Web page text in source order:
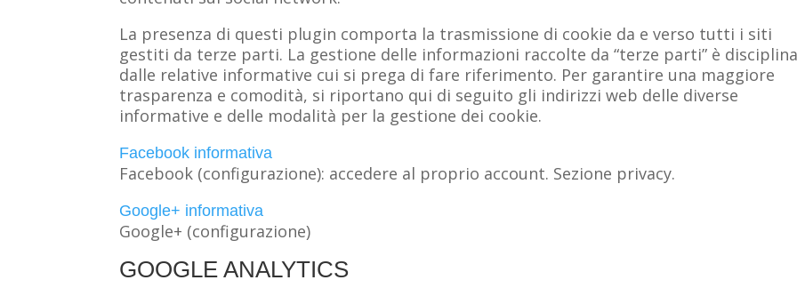
La presenza di questi plugin comporta la trasmissione di cookie da e verso tutti i siti
gestiti da terze parti. La gestione delle informazioni raccolte da “terze parti” è
dalle relative informative cui si prega di fare riferimento. Per garantire una maggiore
trasparenza e comodità, si riportano qui di seguito gli indirizzi web delle diverse
informative e delle modalità per la gestione dei cookie.
Facebook informativa
Facebook (configurazione): accedere al proprio account. Sezione privacy.
Google+ informativa
Google+ (configurazione)
GOOGLE ANALYTICS